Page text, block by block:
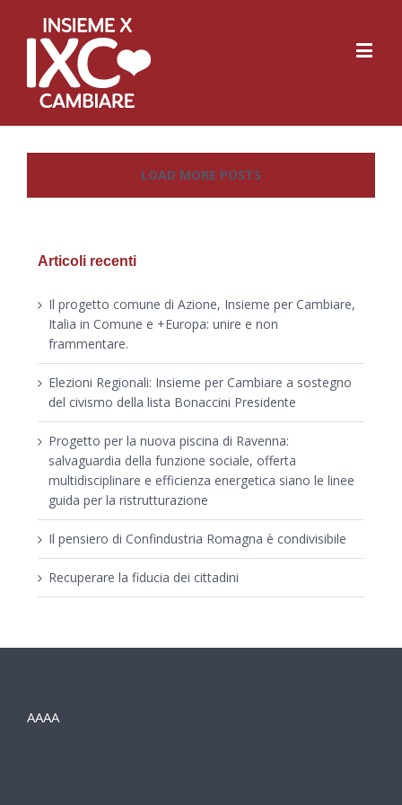
LOAD MORE POSTS
Articoli recenti
Il progetto comune di Azione, Insieme per Cambiare,
Italia in Comune e +Europa: unire e non
frammentare.
Elezioni Regionali: Insieme per Cambiare a sostegno
del civismo della lista Bonaccini Presidente
Progetto per la nuova piscina di Ravenna:
salvaguardia della funzione sociale, offerta
multidisciplinare e efficienza energetica siano le linee
guida per la ristrutturazione
Il pensiero di Confindustria Romagna è condivisibile
Recuperare la fiducia dei cittadini
AAAA